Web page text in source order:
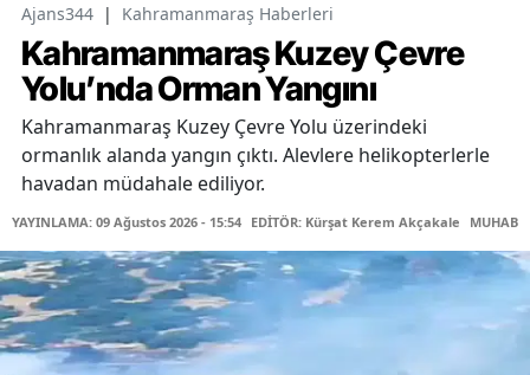
Ajans344 | Kahramanmaraş Haberleri
Kahramanmaraş Kuzey Çevre
Yolu’nda Orman Yangını
Kahramanmaraş Kuzey Çevre Yolu üzerindeki
ormanlık alanda yangın çıktı. Alevlere helikopterlerle
havadan müdahale ediliyor.
YAYINLAMA: 09 Ağustos 2026 - 15:54 EDİTÖR: Kürşat Kerem Akçakale